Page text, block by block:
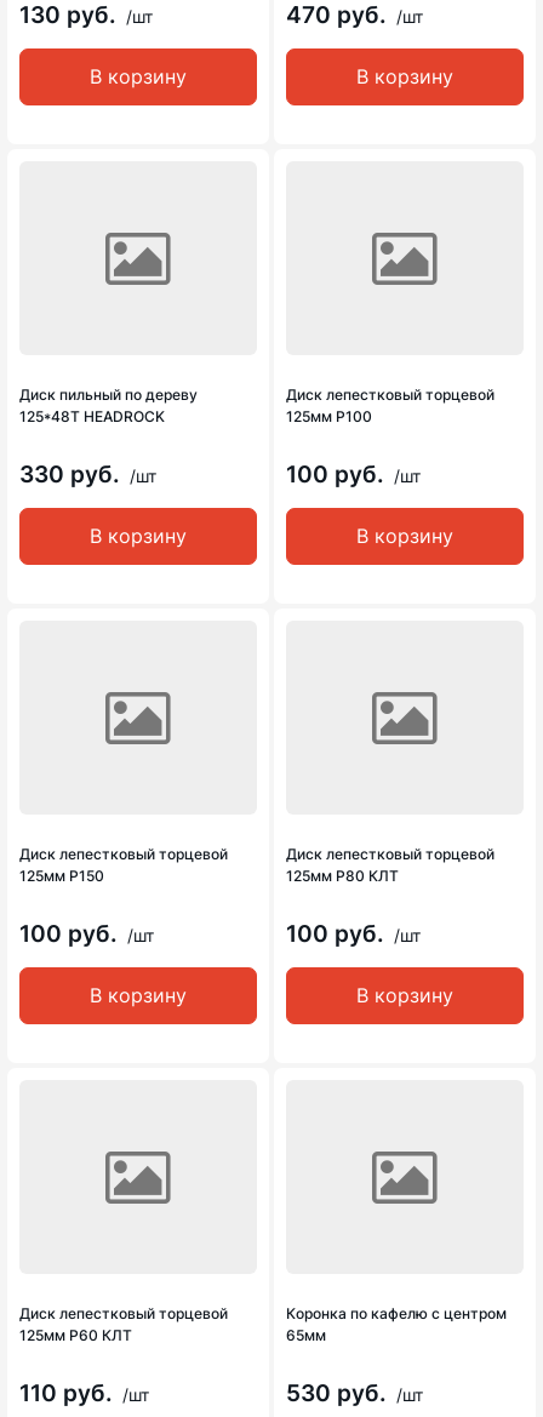
130 руб. /шт
В корзину
470 руб. /шт
В корзину
Диск пильный по дереву
125*48Т HEADROCK
330 руб. /шт
В корзину
Диск лепестковый торцевой
125мм Р100
100 руб. /шт
В корзину
Диск лепестковый торцевой
125мм Р150
100 руб. /шт
В корзину
Диск лепестковый торцевой
125мм Р80 КЛТ
100 руб. /шт
В корзину
Диск лепестковый торцевой
125мм Р60 КЛТ
110 руб. /шт
Коронка по кафелю с центром
65мм
530 руб. /шт